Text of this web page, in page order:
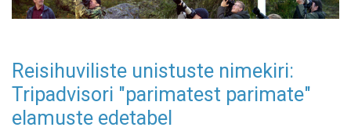
Reisihuviliste unistuste nimekiri:
Tripadvisori "parimatest parimate"
elamuste edetabel